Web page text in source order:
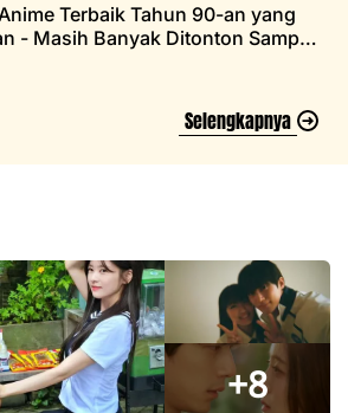
Terbaik Tahun 90-an yang
- Masih Banyak Ditonton Sampai
Selengkapnya
+8